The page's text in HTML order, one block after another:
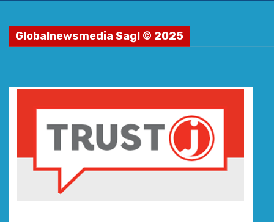
Globalnewsmedia Sagl © 2025